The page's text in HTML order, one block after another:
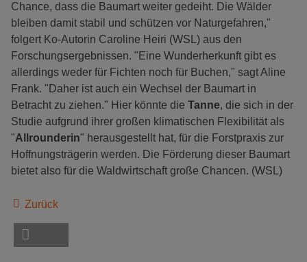
Chance, dass die Baumart weiter gedeiht. Die Wälder
bleiben damit stabil und schützen vor Naturgefahren,"
folgert Ko-Autorin Caroline Heiri (WSL) aus den
Forschungsergebnissen. "Eine Wunderherkunft gibt es
allerdings weder für Fichten noch für Buchen," sagt Aline
Frank. "Daher ist auch ein Wechsel der Baumart in
Betracht zu ziehen." Hier könnte die Tanne, die sich in der
Studie aufgrund ihrer großen klimatischen Flexibilität als
"Allrounderin" herausgestellt hat, für die Forstpraxis zur
Hoffnungsträgerin werden. Die Förderung dieser Baumart
bietet also für die Waldwirtschaft große Chancen. (WSL)
Zurück